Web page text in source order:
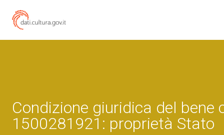
Condizione giuridica del bene
1500281921: proprietà Stato